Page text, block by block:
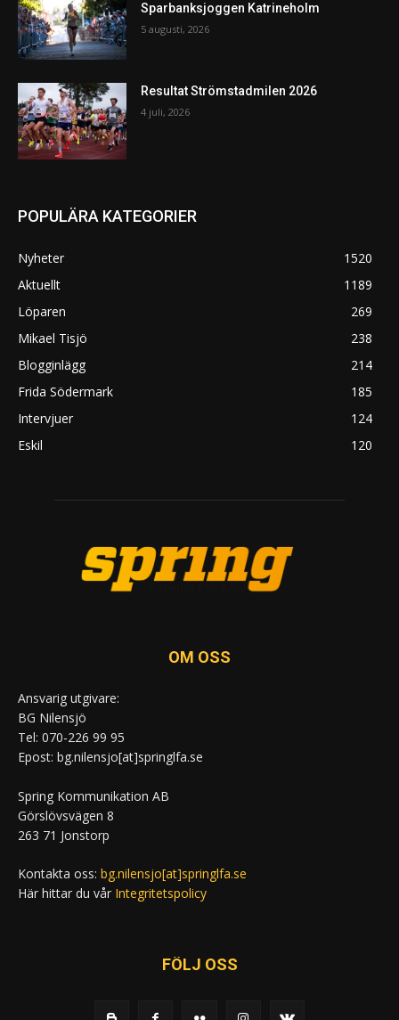
Sparbanksjoggen Katrineholm
5 augusti, 2026
Resultat Strömstadmilen 2026
4 juli, 2026
POPULÄRA KATEGORIER
Nyheter
1520
Aktuellt
1189
Löparen
269
Mikael Tisjö
238
Blogginlägg
214
Frida Södermark
185
Intervjuer
124
Eskil
120
OM OSS
Ansvarig utgivare:
BG Nilensjö
Tel: 070-226 99 95
Epost: bg.nilensjo[at]springlfa.se
Spring Kommunikation AB
Görslövsvägen 8
263 71 Jonstorp
Kontakta oss: bg.nilensjo[at]springlfa.se
Här hittar du vår Integritetspolicy
FÖLJ OSS